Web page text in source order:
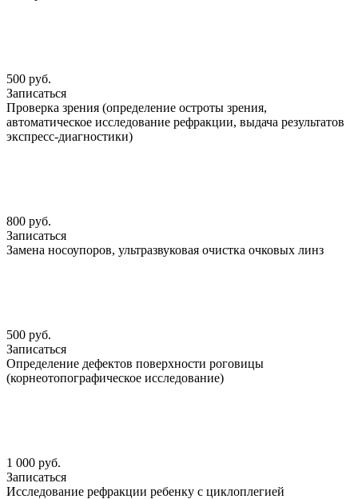
500 руб.
Записаться
Проверка зрения (определение остроты зрения,
автоматическое исследование рефракции, выдача результатов
экспресс-диагностики)
800 руб.
Записаться
Замена носоупоров, ультразвуковая очистка очковых линз
500 руб.
Записаться
Определение дефектов поверхности роговицы
(корнеотопографическое исследование)
1 000 руб.
Записаться
Исследование рефракции ребенку с циклоплегией